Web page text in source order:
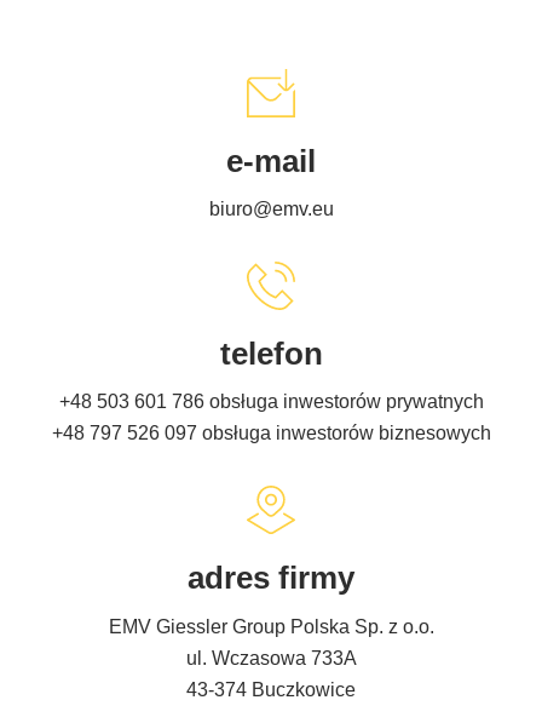
e-mail
biuro@emv.eu
telefon
+48 503 601 786 obsługa inwestorów prywatnych
+48 797 526 097 obsługa inwestorów biznesowych
adres firmy
EMV Giessler Group Polska Sp. z o.o.
ul. Wczasowa 733A
43-374 Buczkowice